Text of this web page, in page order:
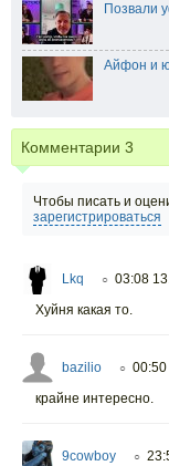
Позвали
Айфон и
Комментарии 3
Чтобы писать и
зарегистрироваться
Lkq ○ 03:08
Хуйня какая то.
bazilio ○
крайне интересно.
9cowboy ○